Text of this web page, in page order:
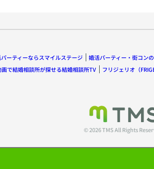
ーティーならスマイルステージ 婚活パーティー・街コン
画で結婚相談所が探せる結婚相談所TV フリジェリオ（
© 2026 TMS All Rights